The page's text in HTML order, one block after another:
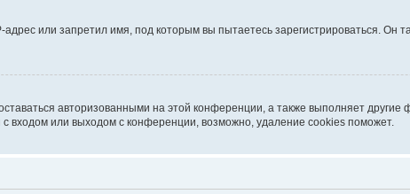
или запретил имя, под которым вы пытаетесь зарегистрироваться. Он
авторизованными на этой конференции, а также выполняет
входом или выходом с конференции, возможно, удаление cookies поможет.